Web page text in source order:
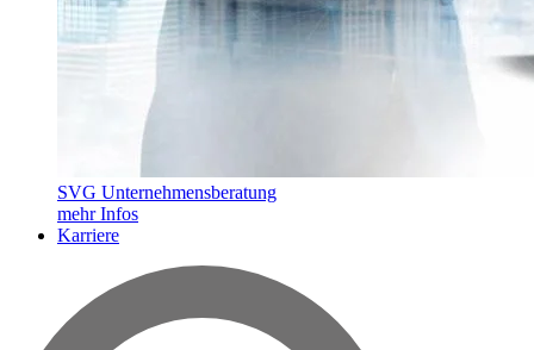
SVG Unternehmensberatung
mehr Infos
Karriere